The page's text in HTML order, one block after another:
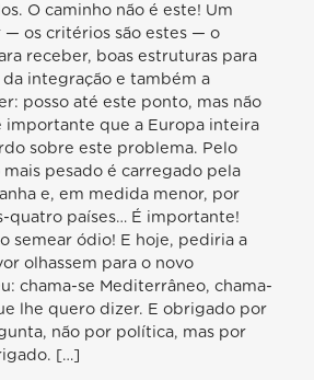
O caminho não é este! Um
os critérios são estes — o
receber, boas estruturas para
integração e também a
posso até este ponto, mas não
importante que a Europa inteira
sobre este problema. Pelo
pesado é carregado pela
e, em medida menor, por
quatro países… É importante!
semear ódio! E hoje, pediria a
olhassem para o novo
chama-se Mediterrâneo, chama-
lhe quero dizer. E obrigado por
não por política, mas por
[…]